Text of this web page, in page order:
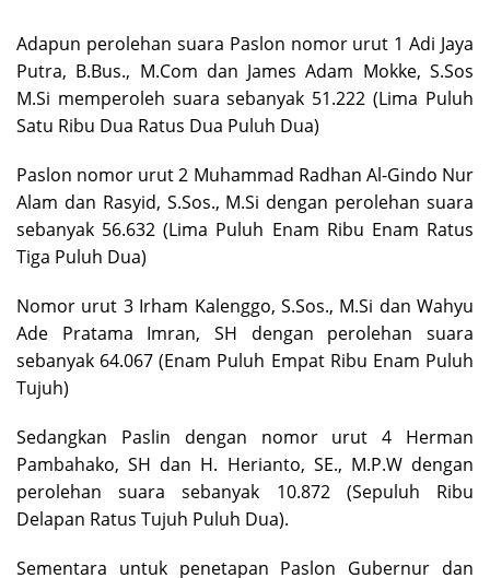
Adapun perolehan suara Paslon nomor urut 1 Adi Jaya
Putra, B.Bus., M.Com dan James Adam Mokke, S.Sos
M.Si memperoleh suara sebanyak 51.222 (Lima Puluh
Satu Ribu Dua Ratus Dua Puluh Dua)
Paslon nomor urut 2 Muhammad Radhan Al-Gindo Nur
Alam dan Rasyid, S.Sos., M.Si dengan perolehan suara
sebanyak 56.632 (Lima Puluh Enam Ribu Enam Ratus
Tiga Puluh Dua)
Nomor urut 3 Irham Kalenggo, S.Sos., M.Si dan Wahyu
Ade Pratama Imran, SH dengan perolehan suara
sebanyak 64.067 (Enam Puluh Empat Ribu Enam Puluh
Tujuh)
Sedangkan Paslin dengan nomor urut 4 Herman
Pambahako, SH dan H. Herianto, SE., M.P.W dengan
perolehan suara sebanyak 10.872 (Sepuluh Ribu
Delapan Ratus Tujuh Puluh Dua).
Sementara untuk penetapan Paslon Gubernur dan